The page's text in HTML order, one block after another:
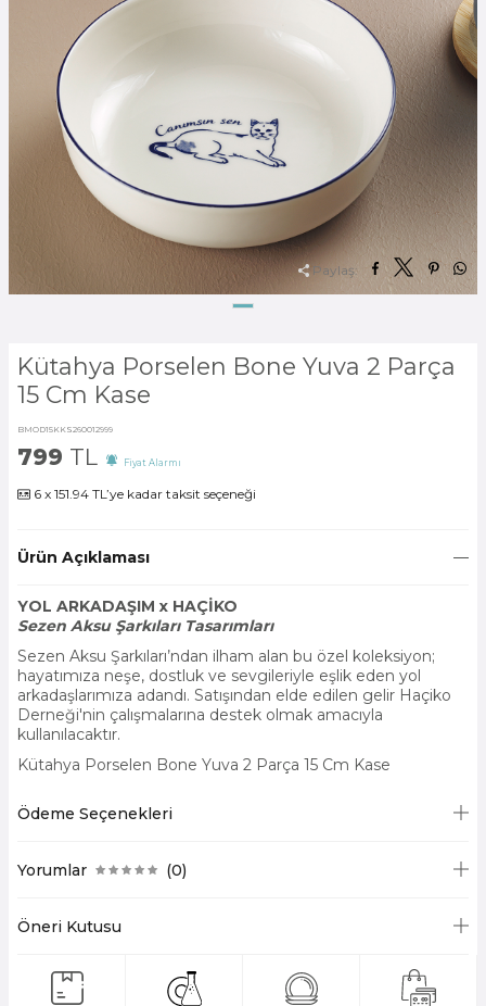
Paylaş:
Kütahya Porselen Bone Yuva 2 Parça
15 Cm Kase
BMOD15KKS260012999
799 TL Fiyat Alarmı
6 x 151.94 TL’ye kadar taksit seçeneği
Ürün Açıklaması
YOL ARKADAŞIM x HAÇİKO
Sezen Aksu Şarkıları Tasarımları
Sezen Aksu Şarkıları’ndan ilham alan bu özel koleksiyon;
hayatımıza neşe, dostluk ve sevgileriyle eşlik eden yol
arkadaşlarımıza adandı. Satışından elde edilen gelir Haçiko
Derneği'nin çalışmalarına destek olmak amacıyla
kullanılacaktır.
Kütahya Porselen Bone Yuva 2 Parça 15 Cm Kase
Ödeme Seçenekleri
Yorumlar (0)
Öneri Kutusu